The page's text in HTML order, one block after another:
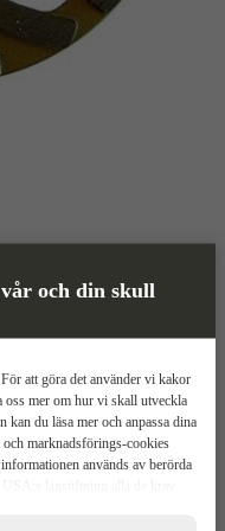
och din skull
att göra det använder vi kakor
oss mer om hur vi skall utveckla
kan du läsa mer och anpassa dina
marknadsförings-cookies
används av berörda
lagstiftning alla de krav
måste lämna över uppgifter till